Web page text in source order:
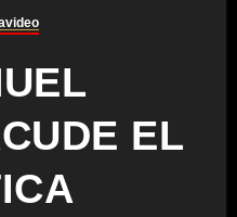
video
EL